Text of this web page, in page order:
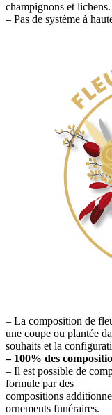
champignons et lichens.
– Pas de système à
– La composition de
une coupe ou plantée
souhaits et la
– 100% des
– Il est possible de
formule par des
compositions
ornements funéraires.